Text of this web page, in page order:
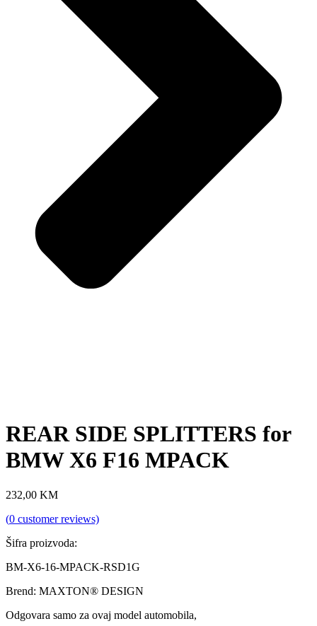
REAR SIDE SPLITTERS for
BMW X6 F16 MPACK
232,00 KM
(0 customer reviews)
Šifra proizvoda:
BM-X6-16-MPACK-RSD1G
Brend: MAXTON® DESIGN
Odgovara samo za ovaj model automobila,